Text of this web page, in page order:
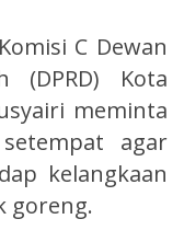
C Dewan
(DPRD) Kota
meminta
agar
kelangkaan
goreng.